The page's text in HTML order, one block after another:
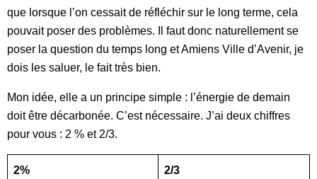
que lorsque l’on cessait de réfléchir sur le long terme, cela
pouvait poser des problèmes. Il faut donc naturellement se
poser la question du temps long et Amiens Ville d’Avenir, je
dois les saluer, le fait très bien.
Mon idée, elle a un principe simple : l’énergie de demain
doit être décarbonée. C’est nécessaire. J’ai deux chiffres
pour vous : 2 % et 2/3.
2% 2/3